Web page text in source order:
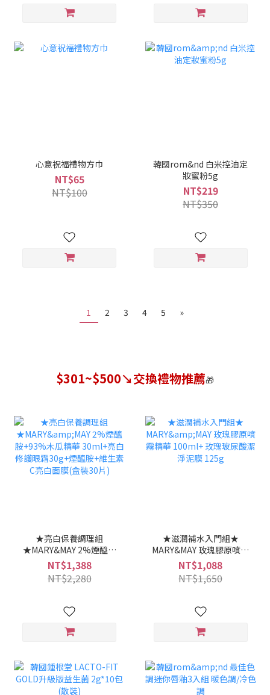
心意祝福禮物方巾
NT$65
NT$100
韓國rom&nd 白米控油定
妝蜜粉5g
NT$219
NT$350
1 2 3 4 5 »
$301~$500↘交換禮物推薦🎁
★亮白保養調理組
★MARY&MAY 2%煙醯胺
+93%木瓜精華 30ml+亮
白修護眼霜30g+煙醯胺
+維生素C亮白面膜(盒裝30
NT$1,388
NT$2,280
★滋潤補水入門組★
MARY&MAY 玫瑰膠原噴霧
精華 100ml+ 玫瑰玻尿酸
潔淨泥膜 125g
NT$1,088
NT$1,650